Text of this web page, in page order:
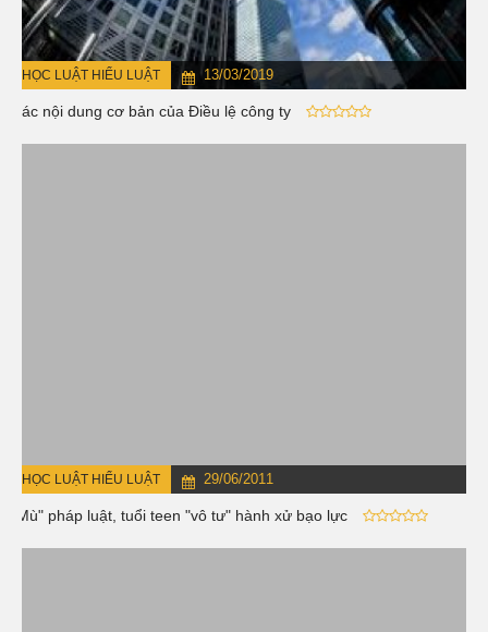
HỌC LUẬT HIỂU LUẬT 13/03/2019
Các nội dung cơ bản của Điều lệ công ty
HỌC LUẬT HIỂU LUẬT 29/06/2011
"Mù" pháp luật, tuổi teen "vô tư" hành xử bạo lực